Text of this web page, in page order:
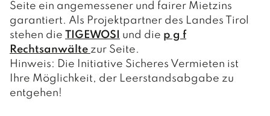
Seite ein angemessener und fairer Mietzins
garantiert. Als Projektpartner des Landes Tirol
stehen die TIGEWOSI und die p g f
Rechtsanwälte zur Seite.
Hinweis: Die Initiative Sicheres Vermieten ist
Ihre Möglichkeit, der Leerstandsabgabe zu
entgehen!